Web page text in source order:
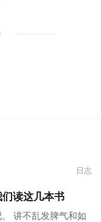
日志
读这几本书
讲不乱发脾气和如